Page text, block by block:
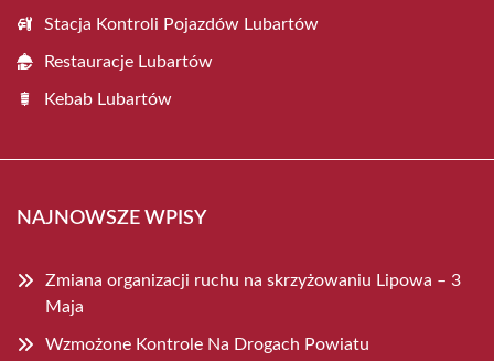
Stacja Kontroli Pojazdów Lubartów
Restauracje Lubartów
Kebab Lubartów
NAJNOWSZE WPISY
Zmiana organizacji ruchu na skrzyżowaniu Lipowa – 3
Maja
Wzmożone Kontrole Na Drogach Powiatu